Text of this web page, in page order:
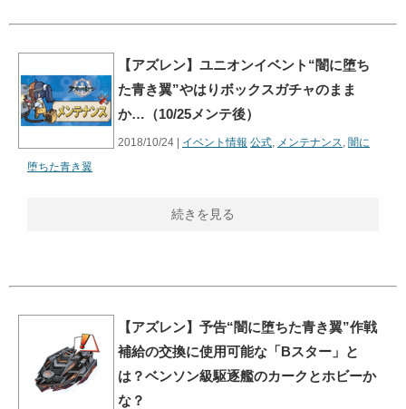
【アズレン】ユニオンイベント“闇に堕ち
た青き翼”やはりボックスガチャのまま
か…（10/25メンテ後）
2018/10/24 | イベント情報 公式, メンテナンス, 闇に
堕ちた青き翼
続きを見る
【アズレン】予告“闇に堕ちた青き翼”作戦
補給の交換に使用可能な「Bスター」と
は？ベンソン級駆逐艦のカークとホビーか
な？